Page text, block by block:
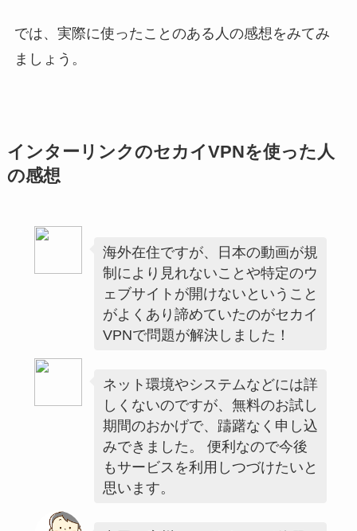
では、実際に使ったことのある人の感想をみてみ
ましょう。
インターリンクのセカイVPNを使った人
の感想
海外在住ですが、日本の動画が規
制により見れないことや特定のウ
ェブサイトが開けないということ
がよくあり諦めていたのがセカイ
VPNで問題が解決しました！
ネット環境やシステムなどには詳
しくないのですが、無料のお試し
期間のおかげで、躊躇なく申し込
みできました。 便利なので今後
もサービスを利用しつづけたいと
思います。